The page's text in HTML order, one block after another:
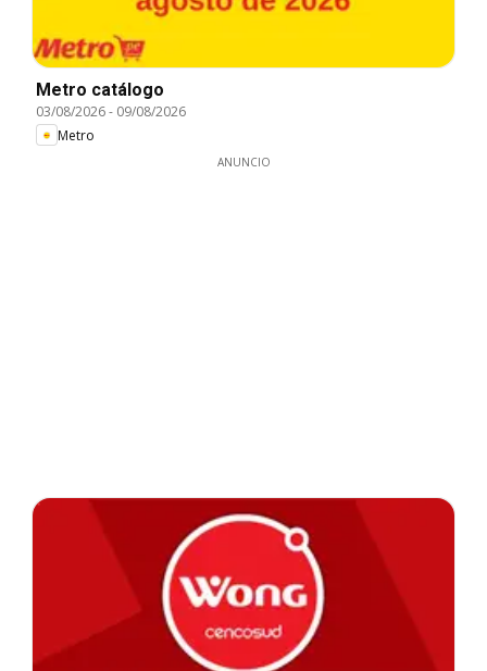
Metro catálogo
03/08/2026- 09/08/2026
Metro
ANUNCIO